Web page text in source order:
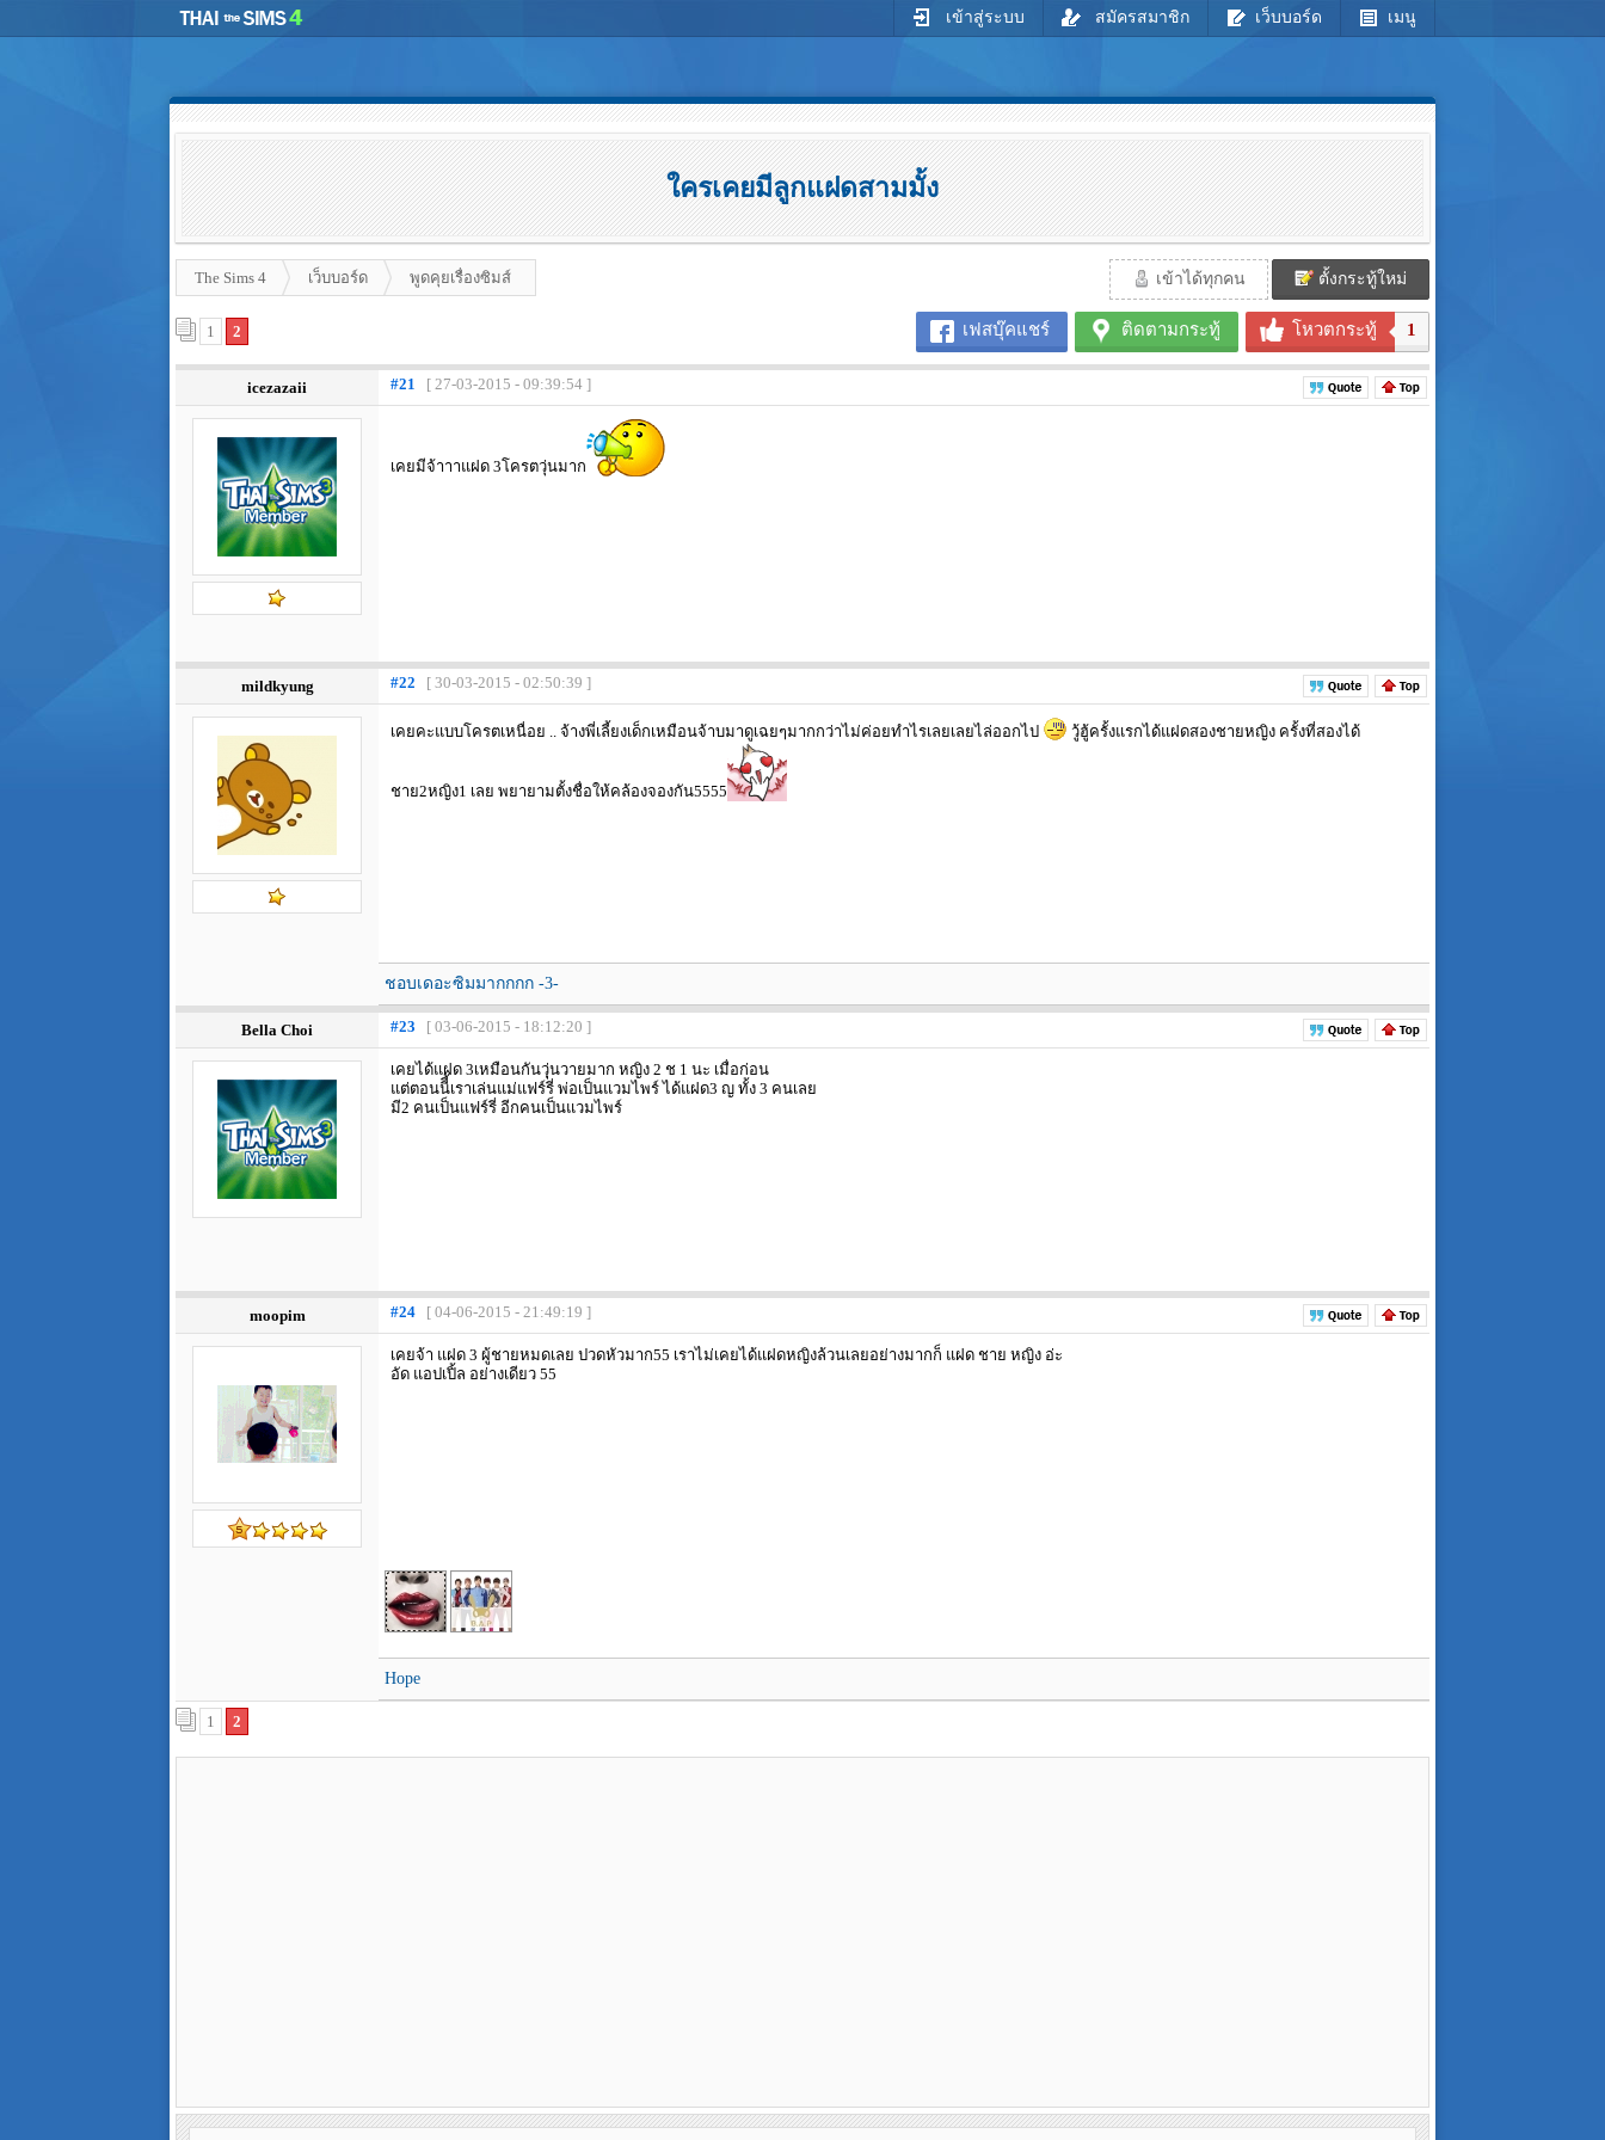
เข้าสู่ระบบ สมัครสมาชิก เว็บบอร์ด เมนู
ใครเคยมีลูกแฝดสามมั้ง
The Sims 4 เว็บบอร์ด พูดคุยเรื่องซิมส์ เข้าได้ทุกคน ตั้งกระทู้ใหม่
เฟสบุ๊คแชร์ ติดตามกระทู้ โหวตกระทู้ 1
1 2
icezazaii #21 [ 27-03-2015 - 09:39:54 ]
เคยมีจ้าาาแฝด 3โครตวุ่นมาก
mildkyung #22 [ 30-03-2015 - 02:50:39 ]
เคยคะแบบโครตเหนื่อย .. จ้างพี่เลี้ยงเด็กเหมือนจ้าบมาดูเฉยๆมากกว่าไม่ค่อยทำไรเลยเลยไล่ออกไป วู้ฮู้ครั้งแรกได้แฝดสองชายหญิง ครั้งที่สองได้
ชาย2หญิง1 เลย พยายามตั้งชื่อให้คล้องจองกัน5555
ชอบเดอะซิมมากกกก -3-
Bella Choi #23 [ 03-06-2015 - 18:12:20 ]
เคยได้แฝด 3เหมือนกันวุุ่นวายมาก หญิง 2 ช 1 นะ เมื่อก่อน
แต่ตอนนีี้เราเล่นแม่แฟร์รี่ พ่อเป็นแวมไพร์ ได้แฝด3 ญ ทั้ง 3 คนเลย
มี2 คนเป็นแฟร์รี่ อีกคนเป็นแวมไพร์
moopim #24 [ 04-06-2015 - 21:49:19 ]
เคยจ้า แฝด 3 ผู้ชายหมดเลย ปวดหัวมาก55 เราไม่เคยได้แฝดหญิงล้วนเลยอย่างมากก็ แฝด ชาย หญิง อ่ะ
อัด แอปเปิ้ล อย่างเดียว 55
Hope
1 2